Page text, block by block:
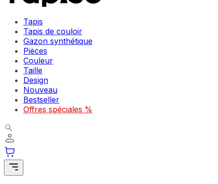
Tapis
Tapis de couloir
Gazon synthétique
Pièces
Couleur
Taille
Design
Nouveau
Bestseller
Offres spéciales %
Les cookies indispensables sont cruciaux pour les
Les cookies liés aux préférences permettent au site de
comme votre langue préférée ou la région dans laquelle